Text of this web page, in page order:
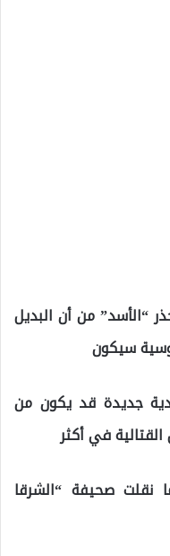
“الأسد” من أن البديل
سيكون
جدية جديدة قد يكون من
في أكثر
صحيفة “الشرقا